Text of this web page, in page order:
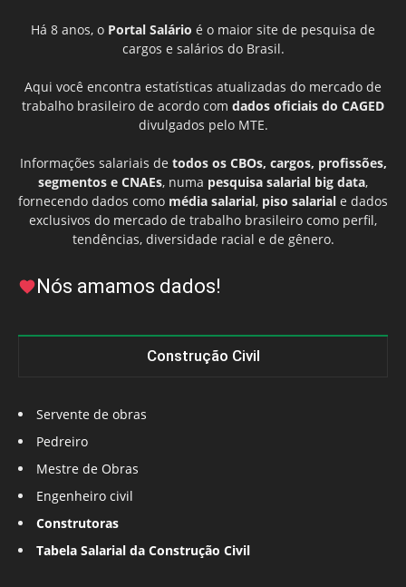
Há 8 anos, o Portal Salário é o maior site de pesquisa de
cargos e salários do Brasil.
Aqui você encontra estatísticas atualizadas do mercado de
trabalho brasileiro de acordo com dados oficiais do CAGED
divulgados pelo MTE.
Informações salariais de todos os CBOs, cargos, profissões,
segmentos e CNAEs, numa pesquisa salarial big data,
fornecendo dados como média salarial, piso salarial e dados
exclusivos do mercado de trabalho brasileiro como perfil,
tendências, diversidade racial e de gênero.
Nós amamos dados!
Construção Civil
Servente de obras
Pedreiro
Mestre de Obras
Engenheiro civil
Construtoras
Tabela Salarial da Construção Civil